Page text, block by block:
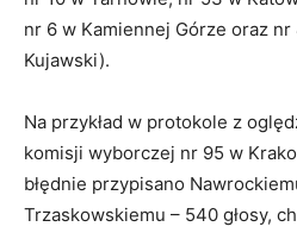
nr 6 w Kamiennej Górze oraz
Kujawski).
Na przykład w protokole z
komisji wyborczej nr 95 w
błędnie przypisano
Trzaskowskiemu – 540 głosy,